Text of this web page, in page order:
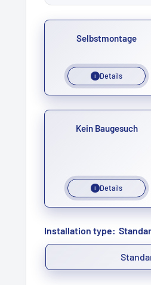
Selbstmontage
i Details
Kein Baugesuch
i Details
Installation type: